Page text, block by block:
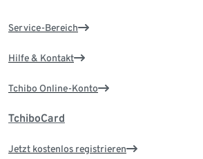
Service-Bereich
Hilfe & Kontakt
Tchibo Online-Konto
TchiboCard
Jetzt kostenlos registrieren